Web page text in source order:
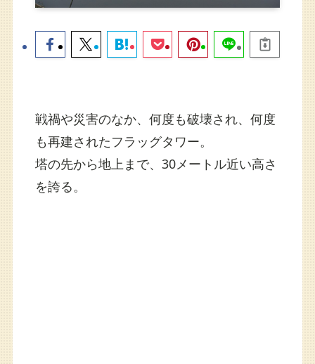
戦禍や災害のなか、何度も破壊され、何度
も再建されたフラッグタワー。
塔の先から地上まで、30メートル近い高さ
を誇る。